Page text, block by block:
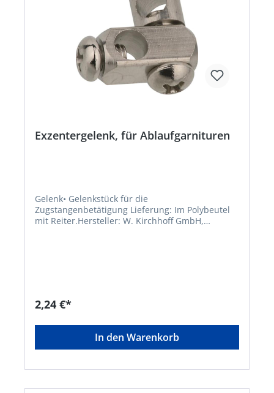
Exzentergelenk, für Ablaufgarnituren
Gelenk• Gelenkstück für die
Zugstangenbetätigung Lieferung: Im Polybeutel
mit Reiter.Hersteller: W. Kirchhoff GmbH,
2,24 €*
In den Warenkorb